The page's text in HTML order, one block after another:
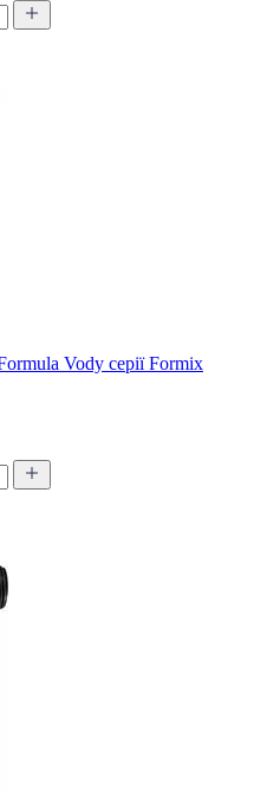
Vody серії Formix